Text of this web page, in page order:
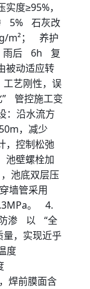
度≥95%，
5% 石灰改
m²； 养护
雨后 6h 复
被动适应转
艺刚性，误
管控施工变
：沿水流方
，减少
，控制松弛
池壁螺栓加
池底双层压
墙管采用
。 4.
防渗 以 “全
，实现近乎
度
焊前膜面含